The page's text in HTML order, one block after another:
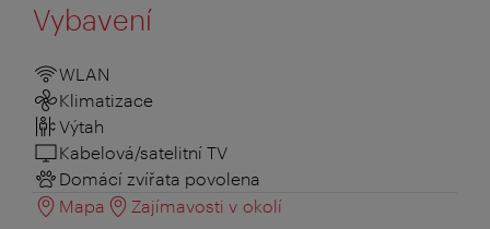
Vybavení
WLAN
Klimatizace
Výtah
Kabelová/satelitní TV
Domácí zvířata povolena
Mapa
Zajímavosti v okolí